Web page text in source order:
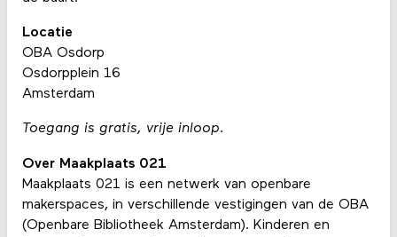
Locatie
OBA Osdorp
Osdorpplein 16
Amsterdam
Toegang is gratis, vrije inloop.
Over Maakplaats 021
Maakplaats 021 is een netwerk van openbare
makerspaces, in verschillende vestigingen van de OBA
(Openbare Bibliotheek Amsterdam). Kinderen en